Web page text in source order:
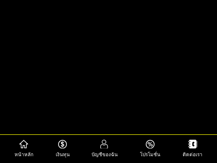
หน้าหลัก เงินทุน บัญชีของฉัน โปรโมชั่น ติดต่อเรา